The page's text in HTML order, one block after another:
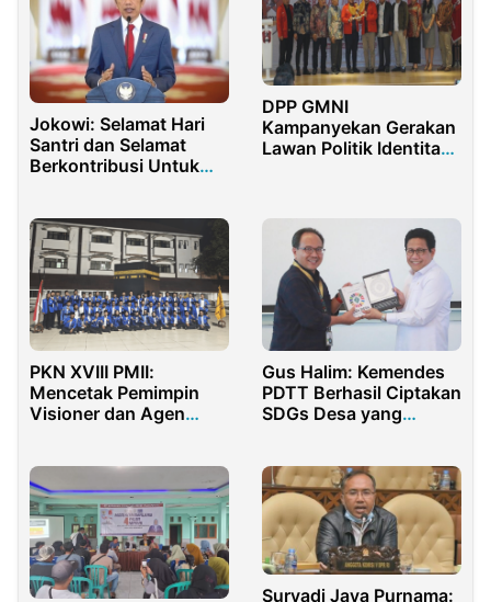
Jokowi: Selamat Hari
Santri dan Selamat
Berkontribusi Untuk
DPP GMNI
Kampanyekan Gerakan
Lawan Politik Identitas
PKN XVIII PMII:
Mencetak Pemimpin
Visioner dan Agen
Gus Halim: Kemendes
PDTT Berhasil Ciptakan
SDGs Desa yang
Suryadi Jaya Purnama: